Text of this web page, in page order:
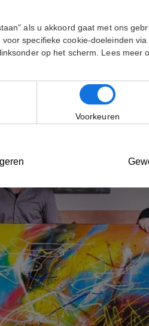
als u akkoord gaat met ons
specifieke cookie-doeleinden
op het scherm. Lees meer
Voorkeuren